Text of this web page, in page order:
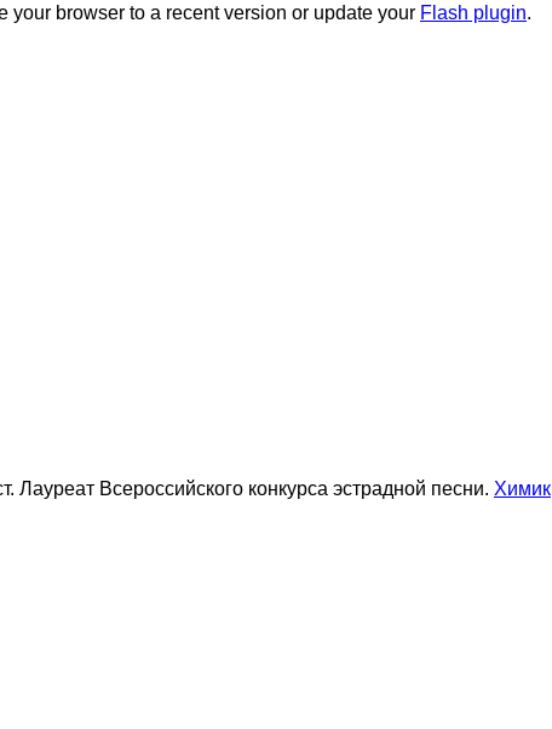
browser to a recent version or update your Flash plugin.
Лауреат Всероссийского конкурса эстрадной песни. Химик